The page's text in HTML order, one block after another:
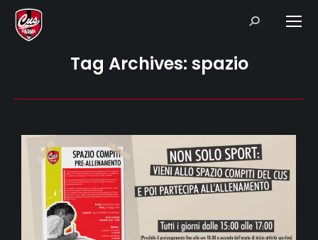
Search:
Tag Archives: spazio